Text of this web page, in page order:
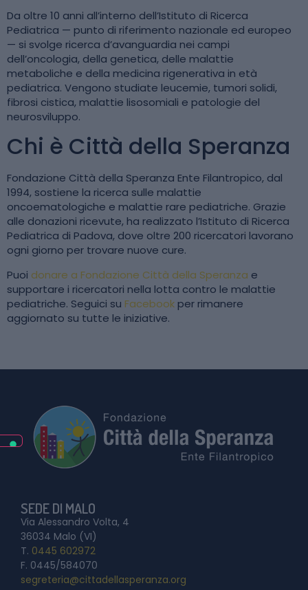
Da oltre 10 anni all’interno dell’Istituto di Ricerca
Pediatrica — punto di riferimento nazionale ed europeo
— si svolge ricerca d’avanguardia nei campi
dell’oncologia, della genetica, delle malattie
metaboliche e della medicina rigenerativa in età
pediatrica. Vengono studiate leucemie, tumori solidi,
fibrosi cistica, malattie lisosomiali e patologie del
neurosviluppo.
Chi è Città della Speranza
Fondazione Città della Speranza Ente Filantropico, dal
1994, sostiene la ricerca sulle malattie
oncoematologiche e malattie rare pediatriche. Grazie
alle donazioni ricevute, ha realizzato l’Istituto di Ricerca
Pediatrica di Padova, dove oltre 200 ricercatori lavorano
ogni giorno per trovare nuove cure.
Puoi donare a Fondazione Città della Speranza e
supportare i ricercatori nella lotta contro le malattie
pediatriche. Seguici su Facebook per rimanere
aggiornato su tutte le iniziative.
SEDE DI MALO
Via Alessandro Volta, 4
36034 Malo (VI)
T. 0445 602972
F. 0445/584070
segreteria@cittadellasperanza.org